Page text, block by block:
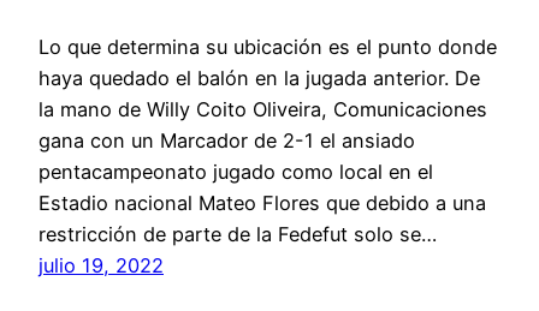
Lo que determina su ubicación es el punto donde
haya quedado el balón en la jugada anterior. De
la mano de Willy Coito Oliveira, Comunicaciones
gana con un Marcador de 2-1 el ansiado
pentacampeonato jugado como local en el
Estadio nacional Mateo Flores que debido a una
restricción de parte de la Fedefut solo se…
julio 19, 2022